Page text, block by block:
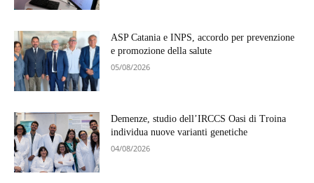
ASP Catania e INPS, accordo per prevenzione
e promozione della salute
05/08/2026
Demenze, studio dell’IRCCS Oasi di Troina
individua nuove varianti genetiche
04/08/2026